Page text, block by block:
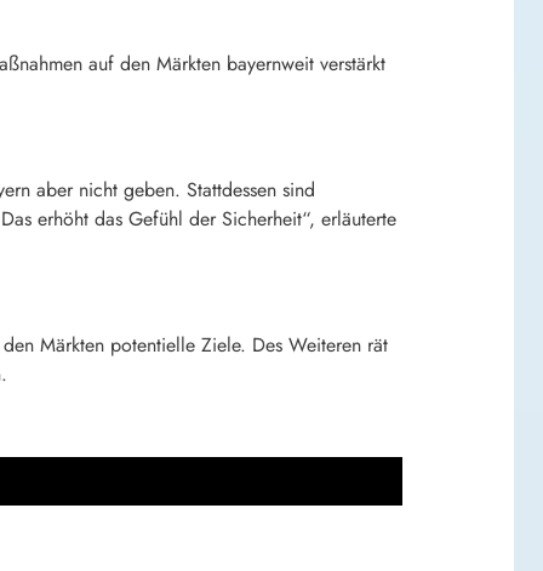
auf den Märkten bayernweit verstärkt
aber nicht geben. Stattdessen sind
erhöht das Gefühl der Sicherheit“, erläuterte
Märkten potentielle Ziele. Des Weiteren rät